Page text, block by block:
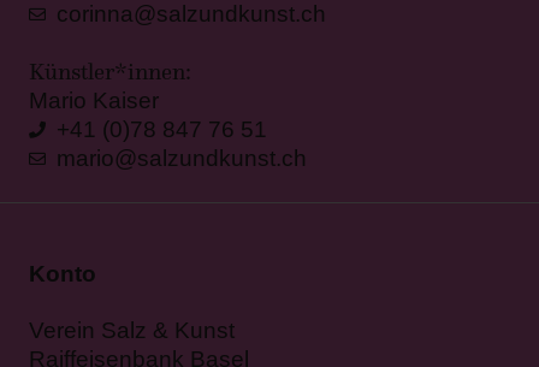
corinna@salzundkunst.ch
Künstler*innen:
Mario Kaiser
+41 (0)78 847 76 51
mario@salzundkunst.ch
Konto
Verein Salz & Kunst
Raiffeisenbank Basel